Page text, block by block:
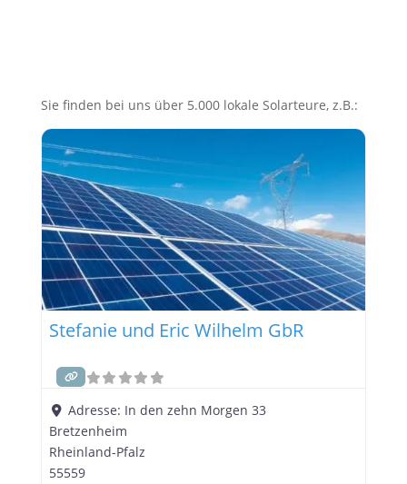
Sie finden bei uns über 5.000 lokale Solarteure, z.B.:
Stefanie und Eric Wilhelm GbR
Adresse: In den zehn Morgen 33
Bretzenheim
Rheinland-Pfalz
55559